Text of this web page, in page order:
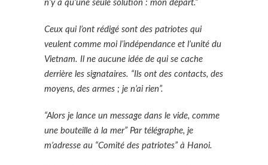
n’y a qu’une seule solution : mon départ.”
Ceux qui l’ont rédigé sont des patriotes qui
veulent comme moi l’indépendance et l’unité du
Vietnam. Il ne aucune idée de qui se cache
derrière les signataires. “Ils ont des contacts, des
moyens, des armes ; je n’ai rien”.
“Alors je lance un message dans le vide, comme
une bouteille à la mer” Par télégraphe, je
m’adresse au “Comité des patriotes” à Hanoi.